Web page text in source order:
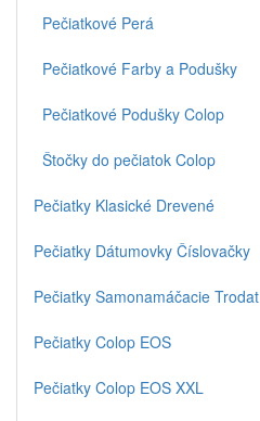
Pečiatkové Perá
Pečiatkové Farby a Podušky
Pečiatkové Podušky Colop
Štočky do pečiatok Colop
Pečiatky Klasické Drevené
Pečiatky Dátumovky Číslovačky
Pečiatky Samonamáčacie Trodat
Pečiatky Colop EOS
Pečiatky Colop EOS XXL